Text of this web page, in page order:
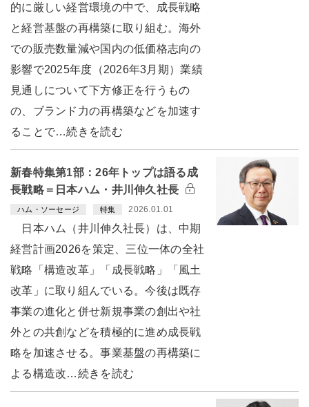
的に厳しい経営環境の中で、成長戦略
と経営基盤の再構築に取り組む。海外
での販売数量減や国内の低価格志向の
影響で2025年度（2026年3月期）業績
見通しについて下方修正を行うもの
の、ブランド力の再構築などを加速す
ることで…続きを読む
新春特集第1部：26年トップは語る成
長戦略＝日本ハム・井川伸久社長
ハム・ソーセージ 特集 2026.01.01
日本ハム（井川伸久社長）は、中期
経営計画2026を策定、三位一体の全社
戦略「構造改革」「成長戦略」「風土
改革」に取り組んでいる。今後は既存
事業の進化と併せ新規事業の創出や社
外との共創などを積極的に進め成長戦
略を加速させる。事業基盤の再構築に
よる構造改…続きを読む